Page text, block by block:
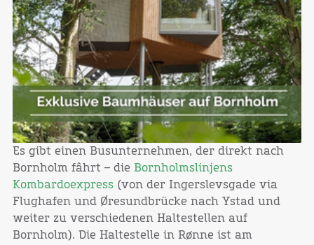
Es gibt einen Busunternehmen, der direkt nach
Bornholm fâhrt – die Bornholmslinjens
Kombardoexpress(von der Ingerslevsgade via
Flughafen und Øresundbrücke nach Ystad und
weiter zu verschiedenen Haltestellen auf
Bornholm). Die Haltestelle in Rønne ist am